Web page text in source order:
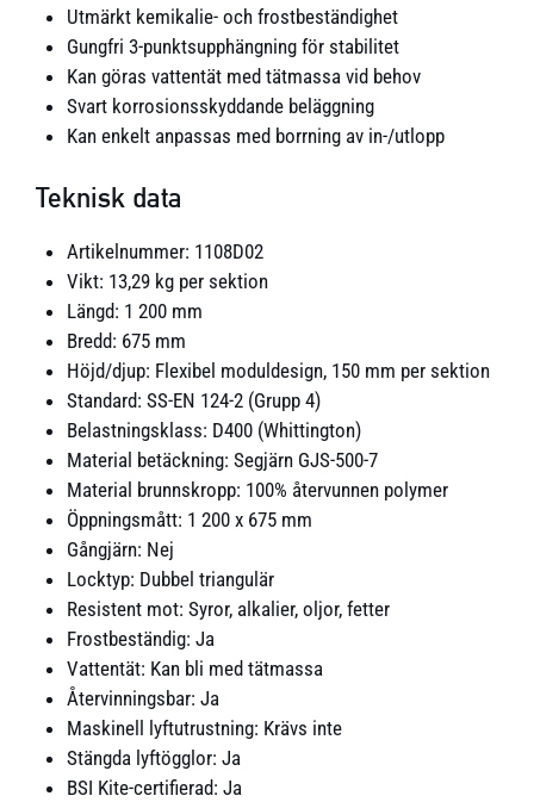
Utmärkt kemikalie- och frostbeständighet
Gungfri 3-punktsupphängning för stabilitet
Kan göras vattentät med tätmassa vid behov
Svart korrosionsskyddande beläggning
Kan enkelt anpassas med borrning av in-/utlopp
Teknisk data
Artikelnummer: 1108D02
Vikt: 13,29 kg per sektion
Längd: 1 200 mm
Bredd: 675 mm
Höjd/djup: Flexibel moduldesign, 150 mm per sektion
Standard: SS-EN 124-2 (Grupp 4)
Belastningsklass: D400 (Whittington)
Material betäckning: Segjärn GJS-500-7
Material brunnskropp: 100% återvunnen polymer
Öppningsmått: 1 200 x 675 mm
Gångjärn: Nej
Locktyp: Dubbel triangulär
Resistent mot: Syror, alkalier, oljor, fetter
Frostbeständig: Ja
Vattentät: Kan bli med tätmassa
Återvinningsbar: Ja
Maskinell lyftutrustning: Krävs inte
Stängda lyftögglor: Ja
BSI Kite-certifierad: Ja